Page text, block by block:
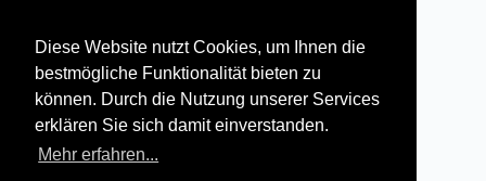
Diese Website nutzt Cookies, um Ihnen die
bestmögliche Funktionalität bieten zu
können. Durch die Nutzung unserer Services
erklären Sie sich damit einverstanden.
Mehr erfahren...